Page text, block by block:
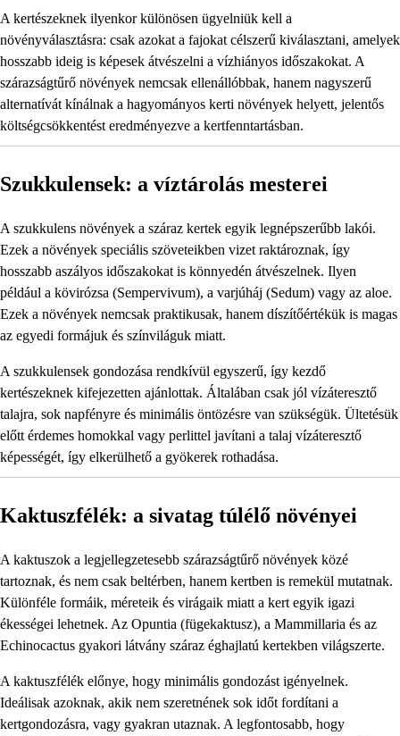
A kertészeknek ilyenkor különösen ügyelniük kell a
növényválasztásra: csak azokat a fajokat célszerű kiválasztani, amelyek
hosszabb ideig is képesek átvészelni a vízhiányos időszakokat. A
szárazságtűrő növények nemcsak ellenállóbbak, hanem nagyszerű
alternatívát kínálnak a hagyományos kerti növények helyett, jelentős
költségcsökkentést eredményezve a kertfenntartásban.
Szukkulensek: a víztárolás mesterei
A szukkulens növények a száraz kertek egyik legnépszerűbb lakói.
Ezek a növények speciális szöveteikben vizet raktároznak, így
hosszabb aszályos időszakokat is könnyedén átvészelnek. Ilyen
például a kövirózsa (Sempervivum), a varjúháj (Sedum) vagy az aloe.
Ezek a növények nemcsak praktikusak, hanem díszítőértékük is magas
az egyedi formájuk és színviláguk miatt.
A szukkulensek gondozása rendkívül egyszerű, így kezdő
kertészeknek kifejezetten ajánlottak. Általában csak jól vízáteresztő
talajra, sok napfényre és minimális öntözésre van szükségük. Ültetésük
előtt érdemes homokkal vagy perlittel javítani a talaj vízáteresztő
képességét, így elkerülhető a gyökerek rothadása.
Kaktuszfélék: a sivatag túlélő növényei
A kaktuszok a legjellegzetesebb szárazságtűrő növények közé
tartoznak, és nem csak beltérben, hanem kertben is remekül mutatnak.
Különféle formáik, méreteik és virágaik miatt a kert egyik igazi
ékességei lehetnek. Az Opuntia (fügekaktusz), a Mammillaria és az
Echinocactus gyakori látvány száraz éghajlatú kertekben világszerte.
A kaktuszfélék előnye, hogy minimális gondozást igényelnek.
Ideálisak azoknak, akik nem szeretnének sok időt fordítani a
kertgondozásra, vagy gyakran utaznak. A legfontosabb, hogy